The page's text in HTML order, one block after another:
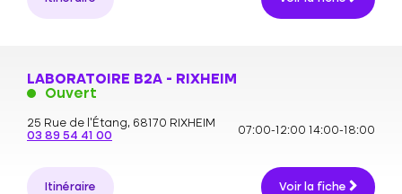
LABORATOIRE B2A - RIXHEIM
Ouvert
25 Rue de l'Étang, 68170 RIXHEIM
03 89 54 41 00
07:00-12:00 14:00-18:00
Itinéraire Voir la fiche